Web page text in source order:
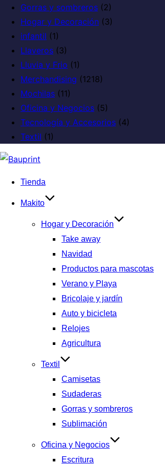
Gorras y sombreros (2)
Hogar y Decoración (3)
infantil (1)
Llaveros (3)
Lluvia y Frio (1)
Merchandising (1218)
Mochilas (11)
Oficina y Negocios (5)
Tecnología y Accesorios (4)
Textil (1)
Tienda
Makito
Hogar y Decoración
Take away
Navidad
Productos para mascotas
Verano y Playa
Bricolaje y jardín
Auto y bicicleta
Relojes
Agricultura
Textil
Camisetas
Sudaderas
Gorras y sombreros
Sublimación
Oficina y Negocios
Escritura